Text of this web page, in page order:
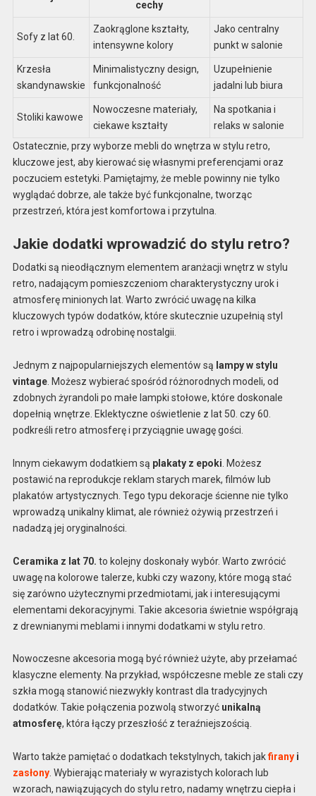
cechy
Sofy z lat 60.
Zaokrąglone kształty,
intensywne kolory
Jako centralny
punkt w salonie
Krzesła
skandynawskie
Minimalistyczny design,
funkcjonalność
Uzupełnienie
jadalni lub biura
Stoliki kawowe
Nowoczesne materiały,
ciekawe kształty
Na spotkania i
relaks w salonie
Ostatecznie, przy wyborze mebli do wnętrza w stylu retro,
kluczowe jest, aby kierować się własnymi preferencjami oraz
poczuciem estetyki. Pamiętajmy, że meble powinny nie tylko
wyglądać dobrze, ale także być funkcjonalne, tworząc
przestrzeń, która jest komfortowa i przytulna.
Jakie dodatki wprowadzić do stylu retro?
Dodatki są nieodłącznym elementem aranżacji wnętrz w stylu
retro, nadającym pomieszczeniom charakterystyczny urok i
atmosferę minionych lat. Warto zwrócić uwagę na kilka
kluczowych typów dodatków, które skutecznie uzupełnią styl
retro i wprowadzą odrobinę nostalgii.
Jednym z najpopularniejszych elementów są lampy w stylu
vintage. Możesz wybierać spośród różnorodnych modeli, od
zdobnych żyrandoli po małe lampki stołowe, które doskonale
dopełnią wnętrze. Eklektyczne oświetlenie z lat 50. czy 60.
podkreśli retro atmosferę i przyciągnie uwagę gości.
Innym ciekawym dodatkiem są plakaty z epoki . Możesz
postawić na reprodukcje reklam starych marek, filmów lub
plakatów artystycznych. Tego typu dekoracje ścienne nie tylko
wprowadzą unikalny klimat, ale również ożywią przestrzeń i
nadadzą jej oryginalności.
Ceramika z lat 70. to kolejny doskonały wybór. Warto zwrócić
uwagę na kolorowe talerze, kubki czy wazony, które mogą stać
się zarówno użytecznymi przedmiotami, jak i interesującymi
elementami dekoracyjnymi. Takie akcesoria świetnie współgrają
z drewnianymi meblami i innymi dodatkami w stylu retro.
Nowoczesne akcesoria mogą być również użyte, aby przełamać
klasyczne elementy. Na przykład, współczesne meble ze stali czy
szkła mogą stanowić niezwykły kontrast dla tradycyjnych
dodatków. Takie połączenia pozwolą stworzyć unikalną
atmosferę, która łączy przeszłość z teraźniejszością.
Warto także pamiętać o dodatkach tekstylnych, takich jakfiranyi
zasłony. Wybierając materiały w wyrazistych kolorach lub
wzorach, nawiązujących do stylu retro, nadamy wnętrzu ciepła i